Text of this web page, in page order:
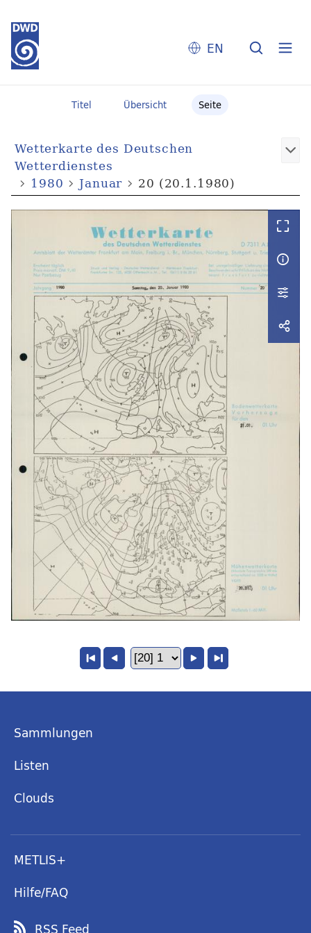
EN
Titel Übersicht Seite
Wetterkarte des Deutschen
Wetterdienstes
1980
Januar 20 (20.1.1980)
Sammlungen
Listen
Clouds
METLIS+
Hilfe/FAQ